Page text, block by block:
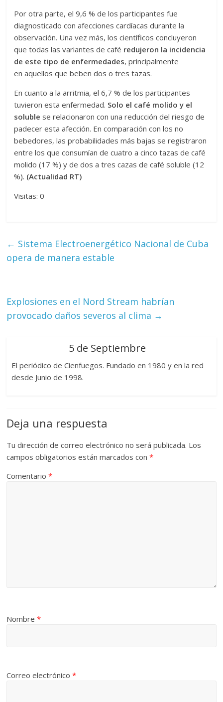
Por otra parte, el 9,6 % de los participantes fue
diagnosticado con afecciones cardíacas durante la
observación. Una vez más, los científicos concluyeron
que todas las variantes de café redujeron la incidencia
de este tipo de enfermedades, principalmente
en aquellos que beben dos o tres tazas.
En cuanto a la arritmia, el 6,7 % de los participantes
tuvieron esta enfermedad. Solo el café molido y el
soluble se relacionaron con una reducción del riesgo de
padecer esta afección. En comparación con los no
bebedores, las probabilidades más bajas se registraron
entre los que consumían de cuatro a cinco tazas de café
molido (17 %) y de dos a tres cazas de café soluble (12
%). (Actualidad RT)
Visitas: 0
← Sistema Electroenergético Nacional de Cuba
opera de manera estable
Explosiones en el Nord Stream habrían
provocado daños severos al clima →
5 de Septiembre
El periódico de Cienfuegos. Fundado en 1980 y en la red
desde Junio de 1998.
Deja una respuesta
Tu dirección de correo electrónico no será publicada. Los
campos obligatorios están marcados con*
Comentario*
Nombre*
Correo electrónico*